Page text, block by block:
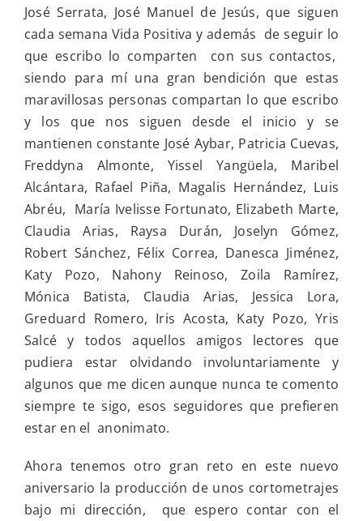
José Serrata, José Manuel de Jesús, que siguen
cada semana Vida Positiva y además de seguir lo
que escribo lo comparten con sus contactos,
siendo para mí una gran bendición que estas
maravillosas personas compartan lo que escribo
y los que nos siguen desde el inicio y se
mantienen constante José Aybar, Patricia Cuevas,
Freddyna Almonte, Yissel Yangüela, Maribel
Alcántara, Rafael Piña, Magalis Hernández, Luis
Abréu, María Ivelisse Fortunato, Elizabeth Marte,
Claudia Arias, Raysa Durán, Joselyn Gómez,
Robert Sánchez, Félix Correa, Danesca Jiménez,
Katy Pozo, Nahony Reinoso, Zoila Ramírez,
Mónica Batista, Claudia Arias, Jessica Lora,
Greduard Romero, Iris Acosta, Katy Pozo, Yris
Salcé y todos aquellos amigos lectores que
pudiera estar olvidando involuntariamente y
algunos que me dicen aunque nunca te comento
siempre te sigo, esos seguidores que prefieren
estar en el anonimato.
Ahora tenemos otro gran reto en este nuevo
aniversario la producción de unos cortometrajes
bajo mi dirección, que espero contar con el